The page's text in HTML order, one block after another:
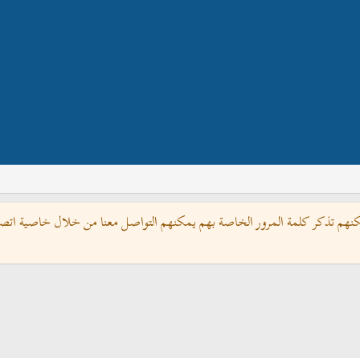
تذكر كلمة المرور الخاصة بهم يمكنهم التواصل معنا من خلال خاصية